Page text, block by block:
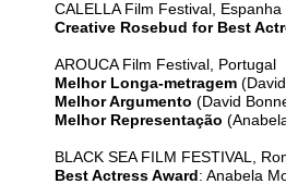
CALELLA Film Festival, Espanha
Creative Rosebud for Best
AROUCA Film Festival, Portugal
Melhor Longa-metragem
Melhor Argumento (David
Melhor Representação
BLACK SEA FILM FESTIVAL,
Best Actress Award : Anabela